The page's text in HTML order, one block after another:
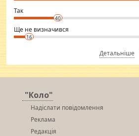
club.
⇒ sakshimirchandani.com
Так
40
Ще не визначився
16
Детальніше
"Коло"
Надіслати повідомлення
Реклама
Редакція